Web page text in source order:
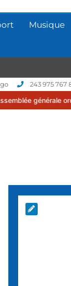
Musique
243 975 767
ordinaire. Goma